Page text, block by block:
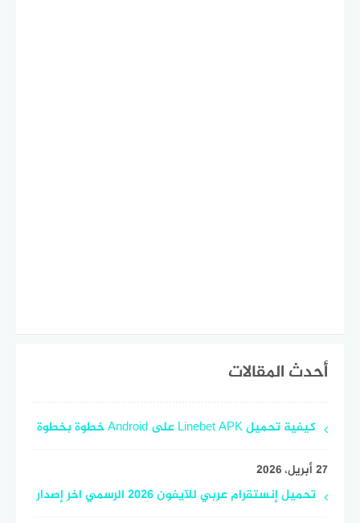
أحدث المقالات
كيفية تحميل Linebet APK على Android خطوة بخطوة
27 أبريل، 2026
تحميل إنستقرام عربي للآيفون 2026 الرسمي اخر إصدار